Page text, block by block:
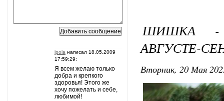
ipola написал 18.05.2009
17:59:29:
Я всем желаю только
добра и крепкого
здоровья! Этого же
хочу пожелать и себе,
любимой!
ШИШКА -
АВГУСТЕ-
Вторник, 20 Мая